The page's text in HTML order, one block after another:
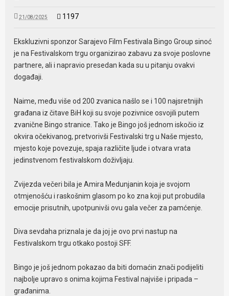
21/08/2025 1197
Ekskluzivni sponzor Sarajevo Film Festivala Bingo Group sinoć
je na Festivalskom trgu organizirao zabavu za svoje poslovne
partnere, ali i napravio presedan kada su u pitanju ovakvi
događaji.
Naime, među više od 200 zvanica našlo se i 100 najsretnijih
građana iz čitave BiH koji su svoje pozivnice osvojili putem
zvanične Bingo stranice. Tako je Bingo još jednom iskočio iz
okvira očekivanog, pretvorivši Festivalski trg u Naše mjesto,
mjesto koje povezuje, spaja različite ljude i otvara vrata
jedinstvenom festivalskom doživljaju.
Zvijezda večeri bila je Amira Medunjanin koja je svojom
otmjenošću i raskošnim glasom po ko zna koji put probudila
emocije prisutnih, upotpunivši ovu gala večer za pamćenje.
Diva sevdaha priznala je da joj je ovo prvi nastup na
Festivalskom trgu otkako postoji SFF.
Bingo je još jednom pokazao da biti domaćin znači podijeliti
najbolje upravo s onima kojima Festival najviše i pripada –
građanima.